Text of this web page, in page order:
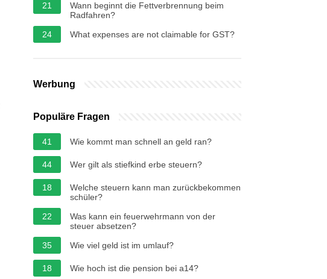
21
Wann beginnt die Fettverbrennung beim
Radfahren?
24
What expenses are not claimable for GST?
Werbung
Populäre Fragen
41 Wie kommt man schnell an geld ran?
44 Wer gilt als stiefkind erbe steuern?
18
Welche steuern kann man zurückbekommen
schüler?
22
Was kann ein feuerwehrmann von der
steuer absetzen?
35
Wie viel geld ist im umlauf?
18 Wie hoch ist die pension bei a14?